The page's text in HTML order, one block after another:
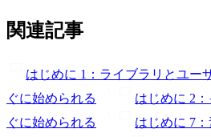
関連記事
はじめに 1：ライブラリとユー
ぐに始められる
はじめに 2
ぐに始められる
はじめに 7